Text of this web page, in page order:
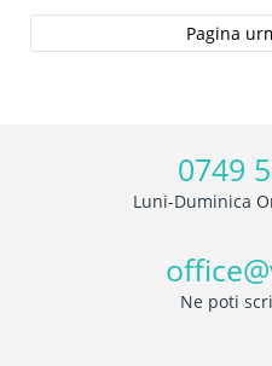
Pagina
0749
Luni-Duminica
Ne poti